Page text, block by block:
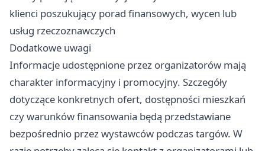
klienci poszukujący porad finansowych, wycen lub
usług rzeczoznawczych
Dodatkowe uwagi
Informacje udostępnione przez organizatorów mają
charakter informacyjny i promocyjny. Szczegóły
dotyczące konkretnych ofert, dostępności mieszkań
czy warunków finansowania będą przedstawiane
bezpośrednio przez wystawców podczas targów. W